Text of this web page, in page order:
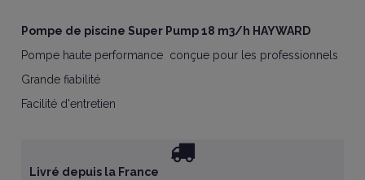
Pompe de piscine Super Pump 18 m3/h HAYWARD
Pompe haute performance conçue pour les professionnels
Grande fiabilité
Facilité d'entretien
Livré depuis la France